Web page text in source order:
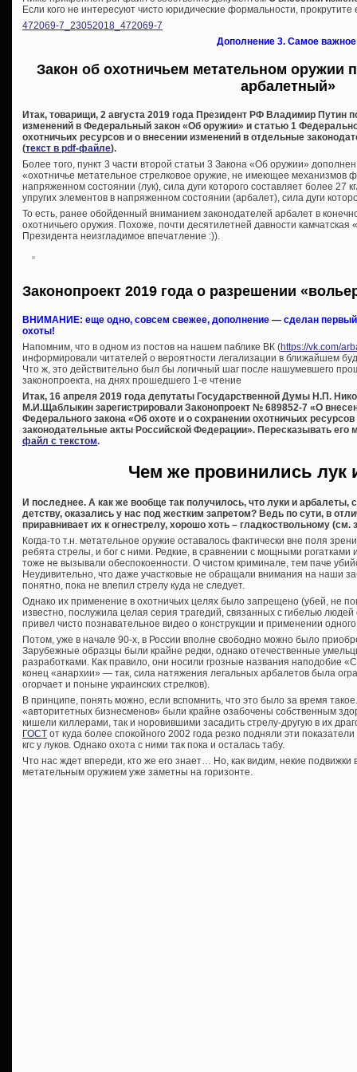
Если кого не интересуют чисто юридические формальности, прокрутите
472069-7_23052018_472069-7
Дополнение 3. Самое
Закон об охотничьем метательном оружии
арбалетный»
Итак, товарищи, 2 августа 2019 года Президент РФ Владимир Путин
изменений в Федеральный закон «Об оружии» и статью 1
охотничьих ресурсов и о внесении изменений в отдельные
(текст в pdf-файле).
Более того, пункт 3 части второй статьи 3 Закона «Об оружии»
«охотничье метательное стрелковое оружие, не имеющее механизмов
напряженном состоянии (лук), сила дуги которого составляет более
упругих элементов в напряженном состоянии (арбалет), сила дуги
То есть, ранее обойденный вниманием законодателей арбалет в
охотничьего оружия. Похоже, почти десятилетней давности камчатская
Президента неизгладимое впечатление :)).
Законопроект 2019 года о разрешении
ВНИМАНИЕ: еще одно, совсем свежее, дополнение — сделан первый
охоты!
Напомним, что в одном из постов на нашем паблике ВК (https://vk.com/
информировали читателей о вероятности легализации в ближайшем
Что ж, это действительно был бы логичный шаг после нашумевшего
законопроекта, на днях прошедшего 1-е чтение
Итак, 16 апреля 2019 года депутаты Государственной Думы Н.П.
М.И.Щаблыкин зарегистрировали Законопроект № 689852-7 «О
Федерального закона «Об охоте и о сохранении охотничьих
законодательные акты Российской Федерации». Пересказывать
файл с текстом.
Чем же провинились лук
И последнее. А как же вообще так получилось, что луки и
детству, оказались у нас под жестким запретом? Ведь по сути, в
приравнивает их к огнестрелу, хорошо хоть – гладкоствольному
Когда-то т.н. метательное оружие оставалось фактически вне поля
ребята стрелы, и бог с ними. Редкие, в сравнении с мощными рогатками
тоже не вызывали обеспокоенности. О чистом криминале, тем паче
Неудивительно, что даже участковые не обращали внимания на наши
понятно, пока не влепил стрелу куда не следует.
Однако их применение в охотничьих целях было запрещено (убей, не
известно, послужила целая серия трагедий, связанных с гибелью
привел чисто познавательное видео о конструкции и применении одного
Потом, уже в начале 90-х, в России вполне свободно можно было
Зарубежные образцы были крайне редки, однако отечественные
разработками. Как правило, они носили грозные названия наподобие
конец «анархии» — так, сила натяжения легальных арбалетов была
огорчает и поныне украинских стрелков).
В принципе, понять можно, если вспомнить, что это было за время
«авторитетных бизнесменов» были крайне озабочены собственным
кишели киллерами, так и норовившими засадить стрелу-другую в их
ГОСТ от куда более спокойного 2002 года резко подняли эти
кгс у луков. Однако охота с ними так пока и осталась табу.
Что нас ждет впереди, кто же его знает… Но, как видим, некие
метательным оружием уже заметны на горизонте.